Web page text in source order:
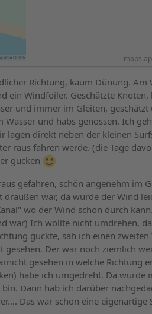
Richtung, kaum Dünung. Am
ein Windfoiler. Geschätzte
und immer im Gleiten,
Wasser und habs genossen. Ich
lagen direkt neben der kleinen
raus fahren werde. (die Tage
gucken
gefahren, schön angenehm im
draußen war, da wurde der Wind
wo der Wind schön durch
war) Ich wollte nicht umdrehen,
guckte, sah ich einen
gesehen. Der war noch ziemlich
gesehen in welche Richtung
habe ich umgedreht. Da
Dann hab ich darüber
Das war schon eine eigenartige